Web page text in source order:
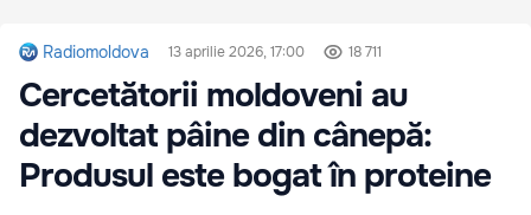
Radiomoldova 13 aprilie 2026, 17:00 18 711
Cercetătorii moldoveni au
dezvoltat pâine din cânepă:
Produsul este bogat în proteine